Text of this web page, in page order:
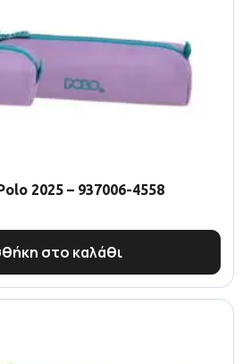
2025 – 937006-4558
στο καλάθι